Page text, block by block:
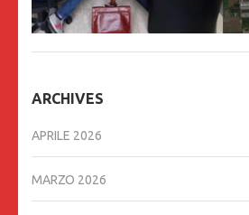
ARCHIVES
APRILE 2026
MARZO 2026